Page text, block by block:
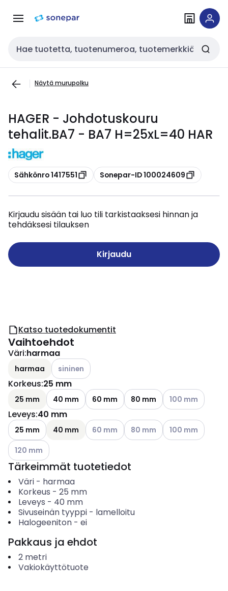
navigointiinsisältöön
Haku
Näytä murupolku
HAGER - Johdotuskouru
tehalit.BA7 - BA7 H=25xL=40 HAR
Kopioi
Sähkönro 1417551 Kopioi
Sonepar-ID 100024609
Kirjaudu sisään tai luo tili tarkistaaksesi hinnan ja
tehdäksesi tilauksen
Kirjaudu
Katso tuotedokumentit
Vaihtoehdot
Väri:harmaa
harmaa Katso käytettävissä olevat vaihtoehdot
sininen
Korkeus:25 mm
25 mm 40 mm 60 mm 80 mm Katso
100 mm
Leveys:40 mm
25 mm 40 mm Katso käytettävissä olevat vaihtoehdot
60 mm Katso käytettävissä olevat
80 mm Katso
100 mm
Katso käytettävissä olevat vaihtoehdot
120 mm
Tärkeimmät tuotetiedot
Väri- harmaa
Korkeus - 25 mm
Leveys - 40 mm
Sivuseinän tyyppi- lamelloitu
Halogeeniton- ei
Pakkaus ja ehdot
2 metri
Vakiokäyttötuote